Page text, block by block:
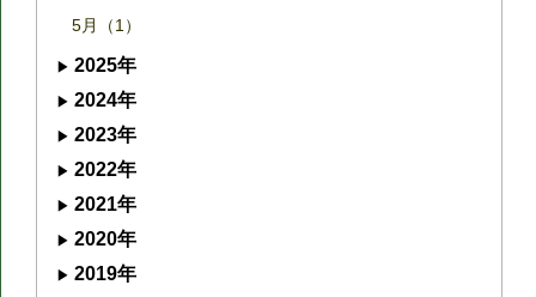
5月（1）
2025年
2024年
2023年
2022年
2021年
2020年
2019年